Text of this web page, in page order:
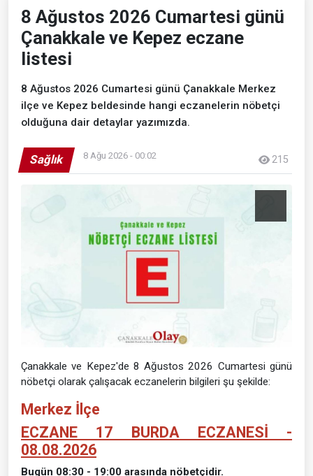
8 Ağustos 2026 Cumartesi günü
Çanakkale ve Kepez eczane
listesi
8 Ağustos 2026 Cumartesi günü Çanakkale Merkez
ilçe ve Kepez beldesinde hangi eczanelerin nöbetçi
olduğuna dair detaylar yazımızda.
Sağlık 8 Ağu 2026 - 00:02 215
Çanakkale ve Kepez'de 8 Ağustos 2026 Cumartesi günü
nöbetçi olarak çalışacak eczanelerin bilgileri şu şekilde:
Merkez İlçe
ECZANE 17 BURDA ECZANESİ -
08.08.2026
Bugün 08:30 - 19:00 arasında nöbetçidir.